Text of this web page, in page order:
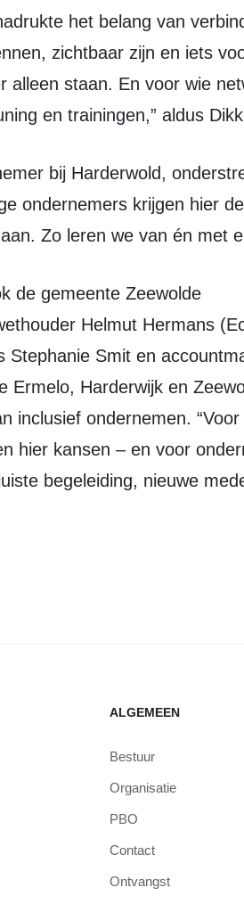
het belang van
zichtbaar zijn en iets
alleen staan. En voor wie
en trainingen,” aldus
ondernemers krijgen hier
Zo leren we van én met
Helmut Hermans
Stephanie Smit en
Ermelo, Harderwijk en
inclusief ondernemen.
hier kansen – en voor
begeleiding, nieuwe
UIT ZEEWOLDE WINT VELUWSE
ALGEMEEN
Bestuur
Organisatie
PBO
Contact
Ontvangst